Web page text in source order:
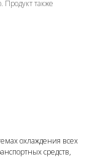
также
охлаждения всех
средств,